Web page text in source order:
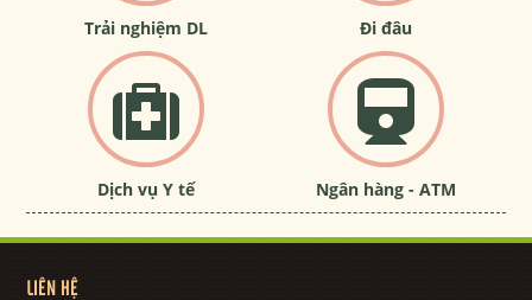
Trải nghiệm DL Đi đâu
Dịch vụ Y tế Ngân hàng - ATM
LIÊN HỆ